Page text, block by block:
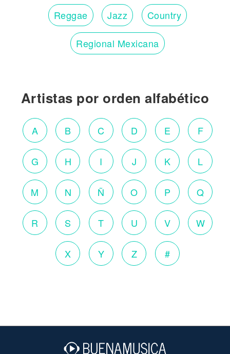
Reggae Jazz Country
Regional Mexicana
Artistas por orden alfabético
A B C D E F
G H I J K L
M N Ñ O P Q
R S T U V W
X Y Z #